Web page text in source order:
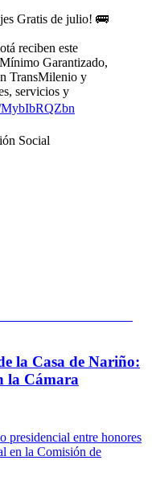
Gratis de julio! 🚌
reciben este
Garantizado,
TransMilenio y
servicios y
Social
la Casa de Nariño:
la Cámara
presidencial entre honores
en la Comisión de